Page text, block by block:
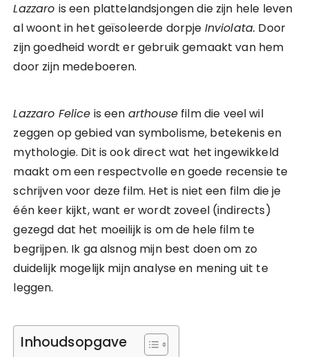
Lazzaro is een plattelandsjongen die zijn hele leven
al woont in het geïsoleerde dorpje Inviolata. Door
zijn goedheid wordt er gebruik gemaakt van hem
door zijn medeboeren.
Lazzaro Felice is een arthouse film die veel wil
zeggen op gebied van symbolisme, betekenis en
mythologie. Dit is ook direct wat het ingewikkeld
maakt om een respectvolle en goede recensie te
schrijven voor deze film. Het is niet een film die je
één keer kijkt, want er wordt zoveel (indirects)
gezegd dat het moeilijk is om de hele film te
begrijpen. Ik ga alsnog mijn best doen om zo
duidelijk mogelijk mijn analyse en mening uit te
leggen.
Inhoudsopgave